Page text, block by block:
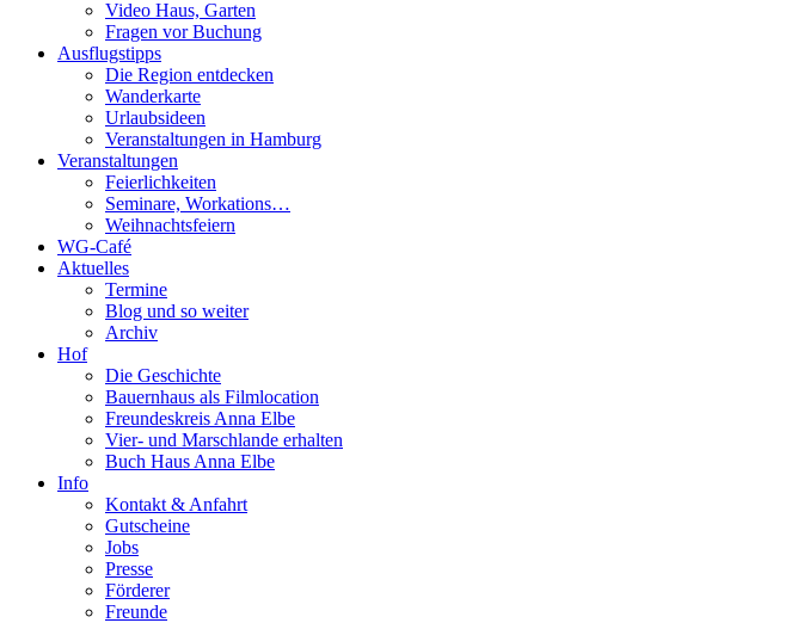
Video Haus, Garten
Fragen vor Buchung
Ausflugstipps
Die Region entdecken
Wanderkarte
Urlaubsideen
Veranstaltungen in Hamburg
Veranstaltungen
Feierlichkeiten
Seminare, Workations…
Weihnachtsfeiern
WG-Café
Aktuelles
Termine
Blog und so weiter
Archiv
Hof
Die Geschichte
Bauernhaus als Filmlocation
Freundeskreis Anna Elbe
Vier- und Marschlande erhalten
Buch Haus Anna Elbe
Info
Kontakt & Anfahrt
Gutscheine
Jobs
Presse
Förderer
Freunde